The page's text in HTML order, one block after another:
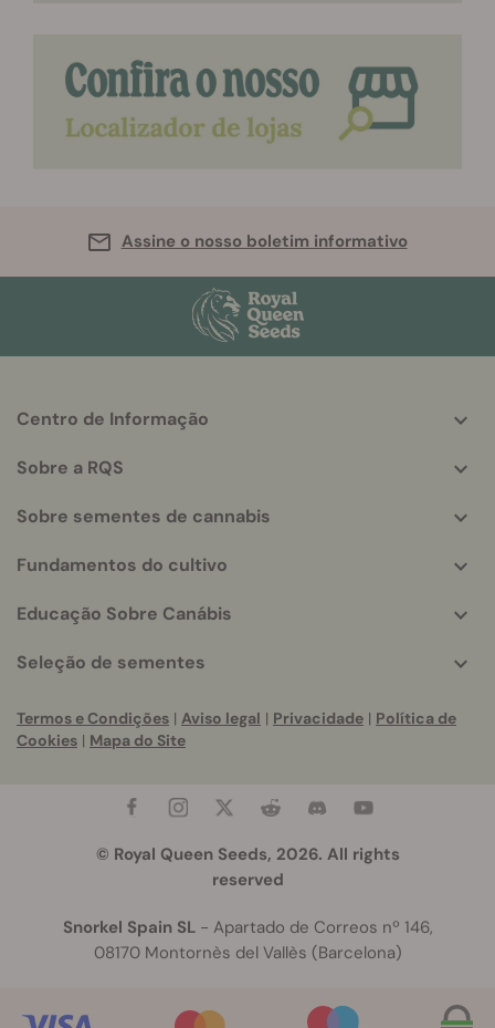
Assine o nosso boletim informativo
info
Centro de Informação
Sobre a RQS
Sobre sementes de cannabis
Fundamentos do cultivo
Educação Sobre Canábis
Seleção de sementes
Termos e Condições | Aviso legal | Privacidade | Política de
Cookies | Mapa do Site
© Royal Queen Seeds, 2026. All rights
reserved
Snorkel Spain SL- Apartado de Correos nº 146,
08170 Montornès del Vallès (Barcelona)